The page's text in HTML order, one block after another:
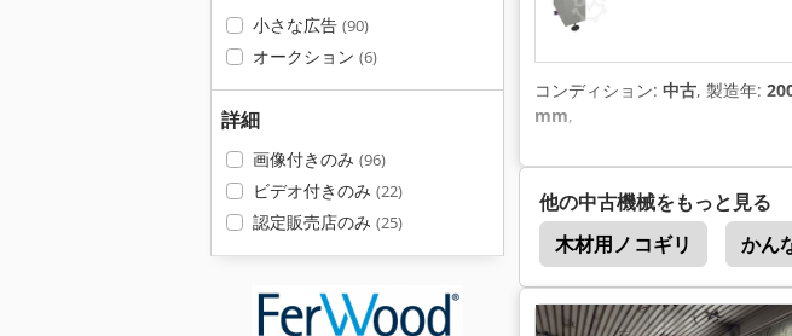
小さな広告 (90)
オークション (6)
詳細
画像付きのみ (96)
ビデオ付きのみ (22)
認定販売店のみ (25)
コンディション: 中古, 製造年:
mm,
他の中古機械をもっと見る
木材用ノコギリ
かん